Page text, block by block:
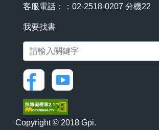
客服電話：：02-2518-0207 分機22
我要找書
Copyright © 2018 Gpi.